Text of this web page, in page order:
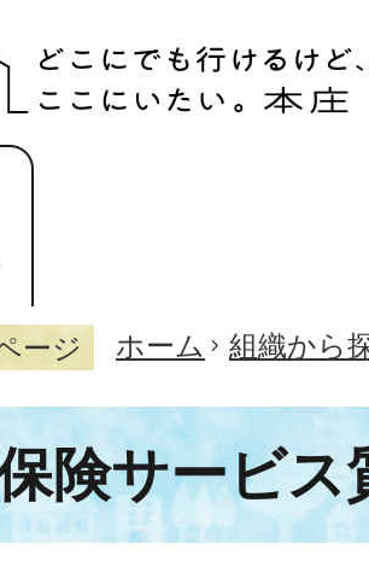
ージ ホーム 組織から
険サービス